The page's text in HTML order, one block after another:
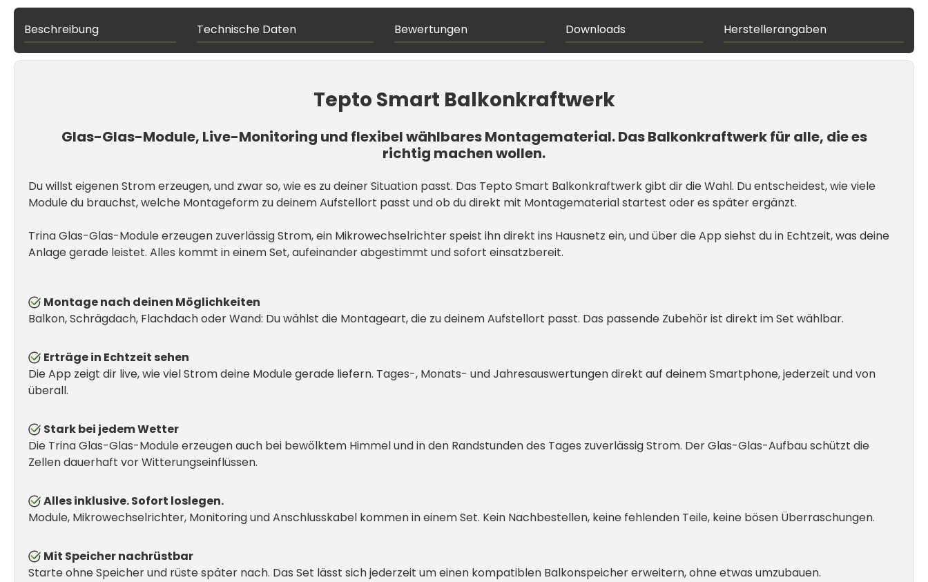
Beschreibung Technische Daten Bewertungen Downloads Herstellerangaben
Tepto Smart Balkonkraftwerk
Glas-Glas-Module, Live-Monitoring und flexibel wählbares Montagematerial. Das Balkonkraftwerk für alle, die es
richtig machen wollen.
Du willst eigenen Strom erzeugen, und zwar so, wie es zu deiner Situation passt. Das Tepto Smart Balkonkraftwerk gibt dir die Wahl. Du entscheidest, wie viele
Module du brauchst, welche Montageform zu deinem Aufstellort passt und ob du direkt mit Montagematerial startest oder es später ergänzt.
Trina Glas-Glas-Module erzeugen zuverlässig Strom, ein Mikrowechselrichter speist ihn direkt ins Hausnetz ein, und über die App siehst du in Echtzeit, was deine
Anlage gerade leistet. Alles kommt in einem Set, aufeinander abgestimmt und sofort einsatzbereit.
Montage nach deinen Möglichkeiten
Balkon, Schrägdach, Flachdach oder Wand: Du wählst die Montageart, die zu deinem Aufstellort passt. Das passende Zubehör ist direkt im Set wählbar.
Erträge in Echtzeit sehen
Die App zeigt dir live, wie viel Strom deine Module gerade liefern. Tages-, Monats- und Jahresauswertungen direkt auf deinem Smartphone, jederzeit und von
überall.
Stark bei jedem Wetter
Die Trina Glas-Glas-Module erzeugen auch bei bewölktem Himmel und in den Randstunden des Tages zuverlässig Strom. Der Glas-Glas-Aufbau schützt die
Zellen dauerhaft vor Witterungseinflüssen.
Alles inklusive. Sofort loslegen.
Module, Mikrowechselrichter, Monitoring und Anschlusskabel kommen in einem Set. Kein Nachbestellen, keine fehlenden Teile, keine bösen Überraschungen.
Mit Speicher nachrüstbar
Starte ohne Speicher und rüste später nach. Das Set lässt sich jederzeit um einen kompatiblen Balkonspeicher erweitern, ohne etwas umzubauen.